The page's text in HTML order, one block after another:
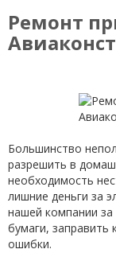
Ремонт
Большинство
разрешить в
необходимость
лишние деньги за
нашей компании за
бумаги, заправить
ошибки.